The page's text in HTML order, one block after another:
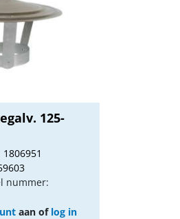
125-
nummer:
aan of log in